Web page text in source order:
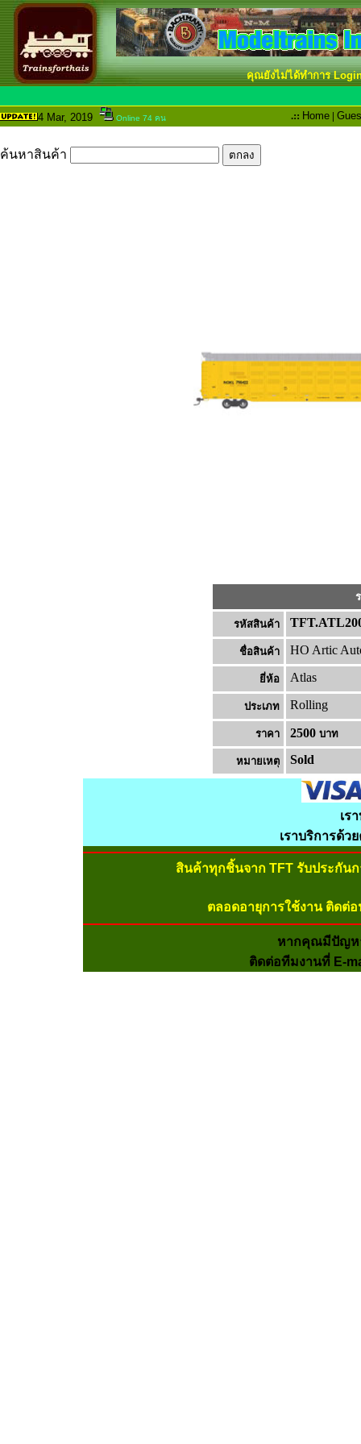
คุณยังไม่ได้ทำการ
4 Mar, 2019 Online 74 คน .:: Home |
ค้นหาสินค้า
รหัสสินค้า
ชื่อสินค้า HO Artic
ยี่ห้อ Atlas
ประเภท Rolling
ราคา 2500 บาท
หมายเหต Sold
เร
เราบริการด้ว
สินค้าทุกชิ้นจาก TFT รับประกัน
ตลอดอายุการใช้งาน ติดต่
หากคุณมีปัญห
ติดต่อทีมงานที่ E-